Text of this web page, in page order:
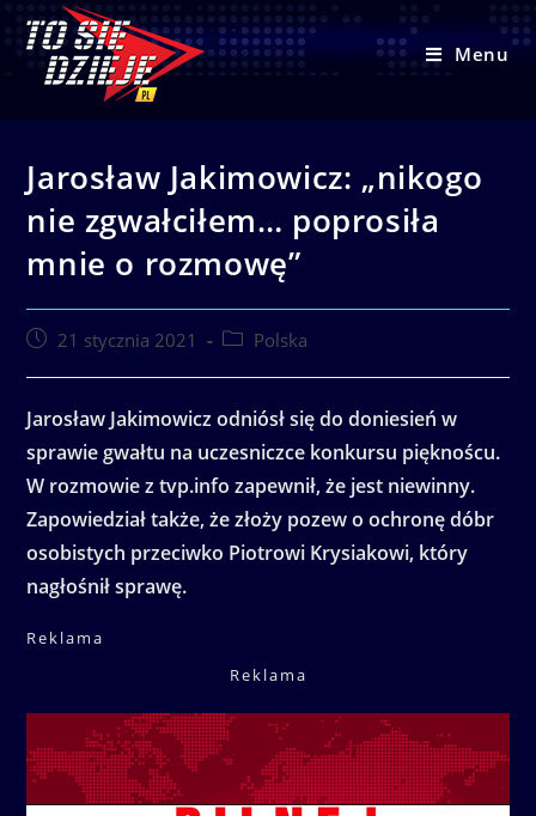
content
Menu
Jarosław Jakimowicz: „nikogo
nie zgwałciłem… poprosiła
mnie o rozmowę”
Post21 stycznia 2021
PostPolska
Jarosław Jakimowicz odniósł się do doniesień w
sprawie gwałtu na uczesniczce konkursu pięknoścu.
W rozmowie z tvp.info zapewnił, że jest niewinny.
Zapowiedział także, że złoży pozew o ochronę dóbr
osobistych przeciwko Piotrowi Krysiakowi, który
nagłośnił sprawę.
Reklama
Reklama